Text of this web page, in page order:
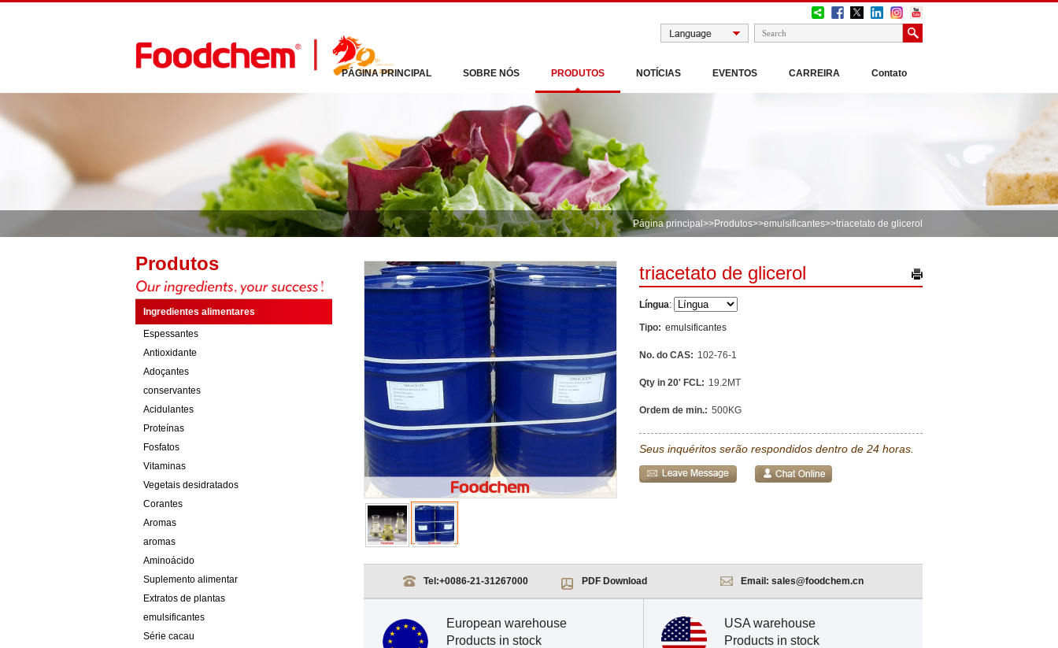
PÁGINA PRINCIPAL SOBRE NÓS PRODUTOS NOTÍCIAS EVENTOS CARREIRA Contato
Página principal >>Produtos>>emulsificantes>>triacetato de glicerol
Produtos
Ingredientes alimentares
Espessantes
Antioxidante
Adoçantes
conservantes
Acidulantes
Proteínas
Fosfatos
Vitaminas
Vegetais desidratados
Corantes
Aromas
aromas
Aminoácido
Suplemento alimentar
Extratos de plantas
emulsificantes
Série cacau
triacetato de glicerol
Língua:
Tipo: emulsificantes
No. do CAS: 102-76-1
Qty in 20' FCL: 19.2MT
Ordem de min.: 500KG
Seus inquéritos serão respondidos dentro de 24 horas.
Tel:+0086-21-31267000 PDF Download Email: sales@foodchem.cn
European warehouse
Products in stock
USA warehouse
Products in stock